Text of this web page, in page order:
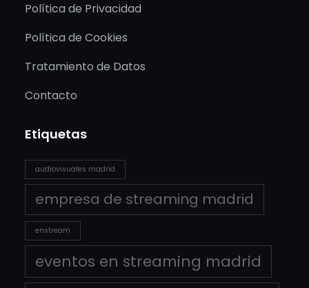
Política de Privacidad
Política de Cookies
Tratamiento de Datos
Contacto
Etiquetas
audiovisuales madrid
empresa de streaming madrid
enstream
eventos en streaming madrid